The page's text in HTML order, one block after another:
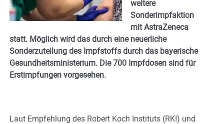
weitere
Sonderimpfaktion
mit AstraZeneca
statt. Möglich wird das durch eine neuerliche
Sonderzuteilung des Impfstoffs durch das bayerische
Gesundheitsministerium. Die 700 Impfdosen sind für
Erstimpfungen vorgesehen.
Laut Empfehlung des Robert Koch Instituts (RKI) und